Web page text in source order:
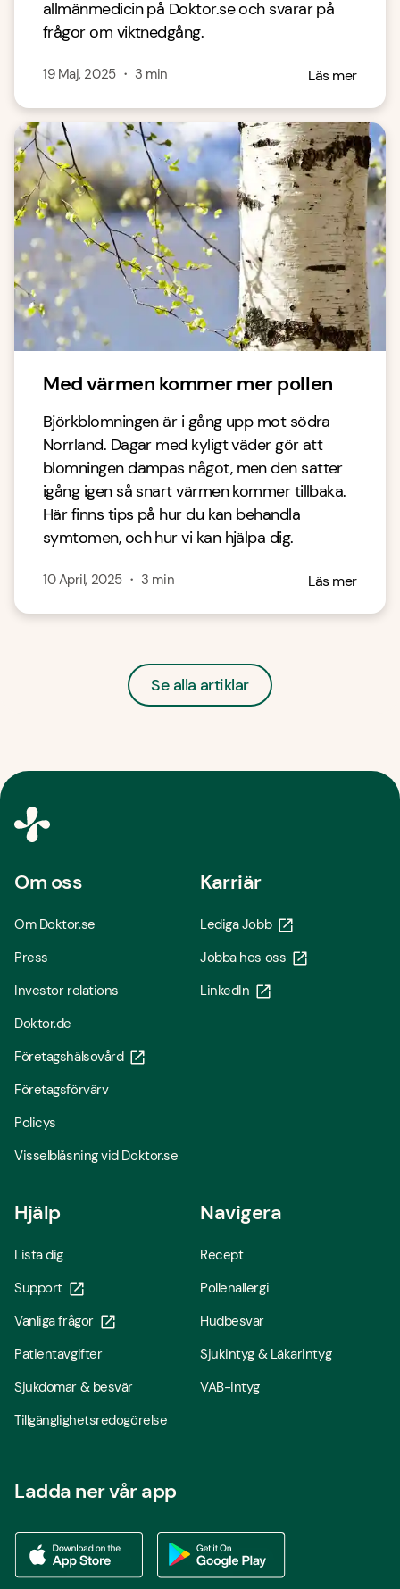
allmänmedicin på Doktor.se och svarar på
frågor om viktnedgång.
19 Maj, 2025・ 3 min Läs mer
Med värmen kommer mer pollen
Björkblomningen är i gång upp mot södra
Norrland. Dagar med kyligt väder gör att
blomningen dämpas något, men den sätter
igång igen så snart värmen kommer tillbaka.
Här finns tips på hur du kan behandla
symtomen, och hur vi kan hjälpa dig.
10 April, 2025・ 3 min Läs mer
Se alla artiklar
Om oss
Om Doktor.se
Press
Investor relations
Doktor.de
Företagshälsovård
Företagsförvärv
Policys
Visselblåsning vid Doktor.se
Karriär
Lediga Jobb
Jobba hos oss
LinkedIn
Hjälp
Lista dig
Support
Vanliga frågor
Patientavgifter
Sjukdomar & besvär
Tillgänglighetsredogörelse
Navigera
Recept
Pollenallergi
Hudbesvär
Sjukintyg & Läkarintyg
VAB-intyg
Ladda ner vår app